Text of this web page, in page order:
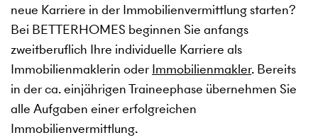
neue Karriere in der Immobilienvermittlung starten?
Bei BETTERHOMES beginnen Sie anfangs
zweitberuflich Ihre individuelle Karriere als
Immobilienmaklerin oder Immobilienmakler. Bereits
in der ca. einjährigen Traineephase übernehmen Sie
alle Aufgaben einer erfolgreichen
Immobilienvermittlung.